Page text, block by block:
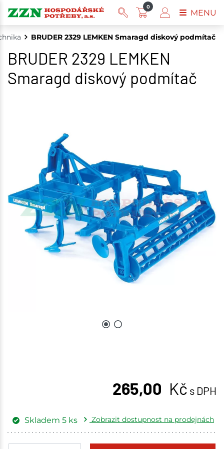
BRUDER 2329 LEMKEN Smaragd diskový podmítač
BRUDER 2329 LEMKEN
Smaragd diskový podmítač
265,00 Kč s DPH
Skladem 5 ks
Zobrazit dostupnost na prodejnách
0
MENU